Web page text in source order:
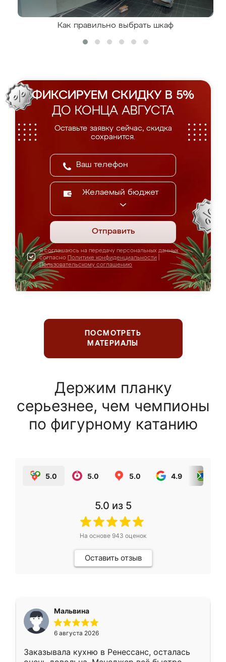
Как правильно выбрать шкаф
ФИКСИРУЕМ СКИДКУ В 5%
ДО КОНЦА АВГУСТА
Оставьте заявку сейчас, скидка
сохранится.
Желаемый бюджет
Отправить
Я соглашаюсь на передачу персональных данных
согласно Политике конфиденциальности
Пользовательскому соглашению
ПОСМОТРЕТЬ
МАТЕРИАЛЫ
Держим планку
серьезнее, чем чемпионы
по фигурному катанию
5.0 5.0 5.0 4.9
5.0 из 5
На основе 943 оценок
Оставить отзыв
Мальвина
6 августа 2026
Заказывала кухню в Ренессанс, осталась